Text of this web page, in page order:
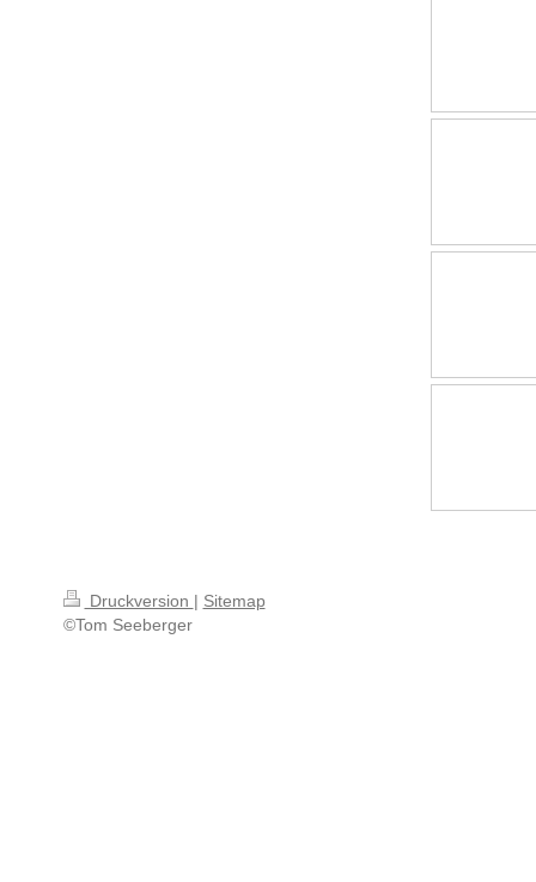
Druckversion | Sitemap
©Tom Seeberger